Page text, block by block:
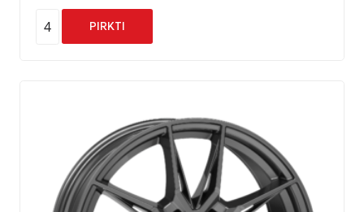
4 PIRKTI